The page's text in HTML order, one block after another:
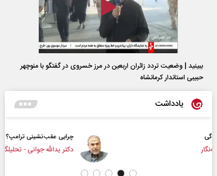
ببینید | وضعیت تردد زائران اربعین در مرز خسروی در گفتگو با منوچهر
حبیبی استاندار کرمانشاه
یادداشت
چرایی عقب‌نشینی ترامپ؟
دکتر یدالله جوانی - تحلیلگر مسائل سیاسی